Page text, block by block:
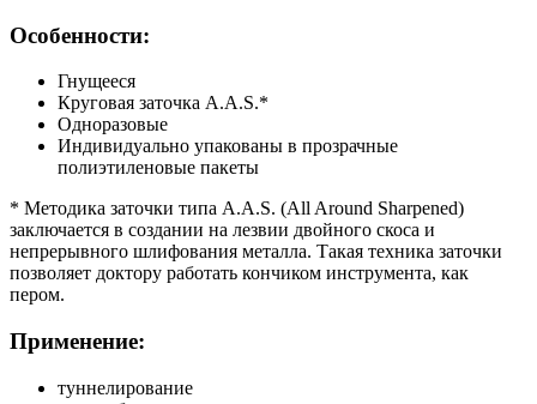
Особенности:
Гнущееся
Круговая заточка A.A.S.*
Одноразовые
Индивидуально упакованы в прозрачные
полиэтиленовые пакеты
* Методика заточки типа A.A.S. (All Around Sharpened)
заключается в создании на лезвии двойного скоса и
непрерывного шлифования металла. Такая техника заточки
позволяет доктору работать кончиком инструмента, как
пером.
Применение:
туннелирование